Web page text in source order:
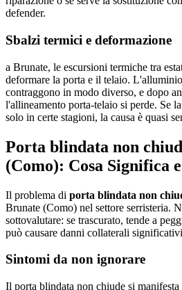
defender.
Sbalzi termici e deformazione
a Brunate, le escursioni termiche tra
deformare la porta e il telaio.
contraggono in modo diverso, e dopo
l'allineamento porta-telaio si perde. Se
solo in certe stagioni, la causa è quasi
Porta blindata non
(Como): Cosa Significa
Il problema di porta blindata non
Brunate (Como) nel settore serristeria.
sottovalutare: se trascurato, tende a
può causare danni collaterali
Sintomi da non ignorare
Il porta blindata non chiude si